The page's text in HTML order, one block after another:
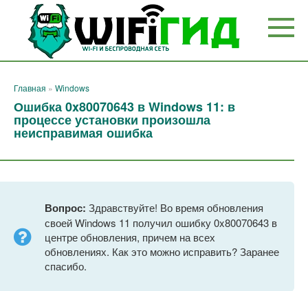
Перейти
контенту
Главная » Windows
Ошибка 0x80070643 в Windows 11: в
процессе установки произошла
неисправимая ошибка
Вопрос: Здравствуйте! Во время обновления
своей Windows 11 получил ошибку 0x80070643 в
центре обновления, причем на всех
обновлениях. Как это можно исправить? Заранее
спасибо.